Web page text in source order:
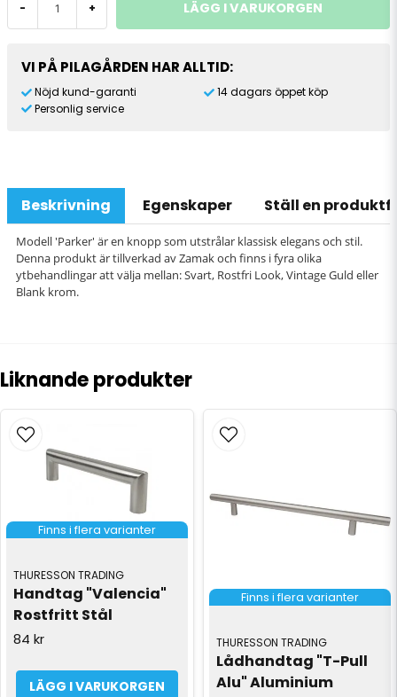
- + LÄGG I VARUKORGEN
VI PÅ PILAGÅRDEN HAR ALLTID:
Nöjd kund-garanti
Personlig service
14 dagars öppet köp
Beskrivning Egenskaper Ställ en
Modell 'Parker' är en knopp som utstrålar klassisk elegans och stil.
Denna produkt är tillverkad av Zamak och finns i fyra olika
ytbehandlingar att välja mellan: Svart, Rostfri Look, Vintage Guld eller
Blank krom.
Liknande produkter
Finns i flera varianter
THURESSON TRADING
Handtag "Valencia"
Rostfritt Stål
84 kr
LÄGG I VARUKORGEN
Finns i flera varianter
THURESSON TRADING
Lådhandtag "T-Pull
Alu" Aluminium